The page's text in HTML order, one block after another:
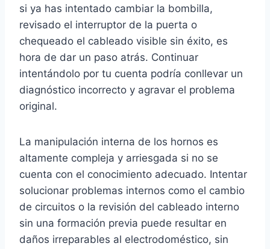
si ya has intentado cambiar la bombilla,
revisado el interruptor de la puerta o
chequeado el cableado visible sin éxito, es
hora de dar un paso atrás. Continuar
intentándolo por tu cuenta podría conllevar un
diagnóstico incorrecto y agravar el problema
original.
La manipulación interna de los hornos es
altamente compleja y arriesgada si no se
cuenta con el conocimiento adecuado. Intentar
solucionar problemas internos como el cambio
de circuitos o la revisión del cableado interno
sin una formación previa puede resultar en
daños irreparables al electrodoméstico, sin